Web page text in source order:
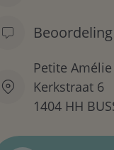
Petite Amélie
Kerkstraat 6
1404 HH